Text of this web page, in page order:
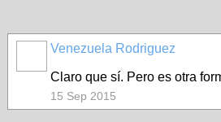
Venezuela Rodriguez
Claro que sí. Pero es otra
15 Sep 2015